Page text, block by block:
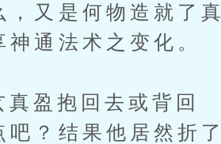
又是何物造就了真
通法术之变化。
盈抱回去或背回
？结果他居然折了